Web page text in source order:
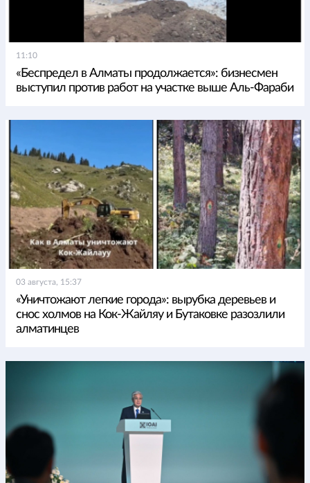
11:10
«Беспредел в Алматы продолжается»: бизнесмен
выступил против работ на участке выше Аль-Фараби
03 августа, 15:37
«Уничтожают легкие города»: вырубка деревьев и
снос холмов на Кок-Жайляу и Бутаковке разозлили
алматинцев